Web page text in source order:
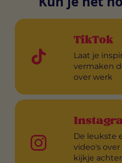
TikTok
Laat je
vermaken
over werk
De leukste
video's
kijkje